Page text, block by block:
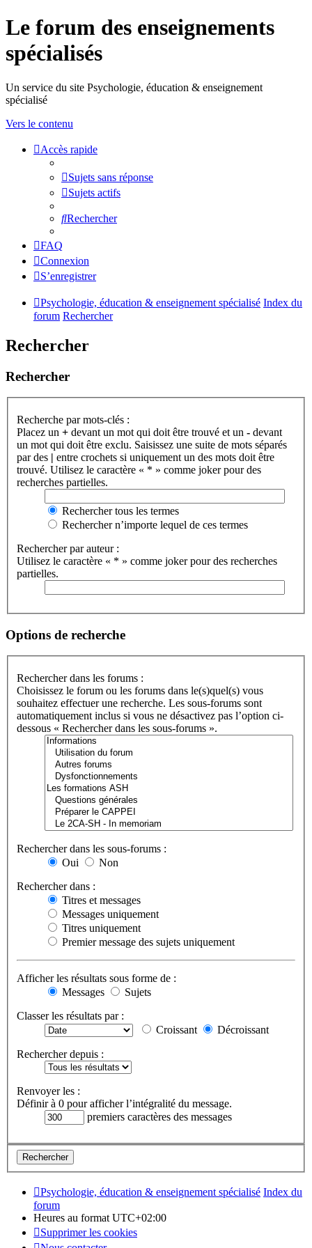
Le forum des enseignements
spécialisés
Un service du site Psychologie, éducation & enseignement
spécialisé
Vers le contenu
Accès rapide
Sujets sans réponse
Sujets actifs
Rechercher
FAQ
Connexion
S’enregistrer
Psychologie, éducation & enseignement spécialisé Index du
forum Rechercher
Rechercher
Rechercher
Recherche par mots-clés :
Placez un + devant un mot qui doit être trouvé et un - devant
un mot qui doit être exclu. Saisissez une suite de mots séparés
par des | entre crochets si uniquement un des mots doit être
trouvé. Utilisez le caractère « * » comme joker pour des
recherches partielles.
Rechercher tous les termes
Rechercher n’importe lequel de ces termes
Rechercher par auteur :
Utilisez le caractère « * » comme joker pour des recherches
partielles.
Options de recherche
Rechercher dans les forums :
Choisissez le forum ou les forums dans le(s)quel(s) vous
souhaitez effectuer une recherche. Les sous-forums sont
automatiquement inclus si vous ne désactivez pas l’option ci-
dessous « Rechercher dans les sous-forums ».
Rechercher dans les sous-forums :
Oui
Non
Rechercher dans :
Titres et messages
Messages uniquement
Titres uniquement
Premier message des sujets uniquement
Afficher les résultats sous forme de :
Messages
Sujets
Classer les résultats par :
Croissant
Décroissant
Rechercher depuis :
Renvoyer les :
Définir à 0 pour afficher l’intégralité du message.
premiers caractères des messages
Psychologie, éducation & enseignement spécialisé Index du
forum
Heures au format UTC+02:00
Supprimer les cookies